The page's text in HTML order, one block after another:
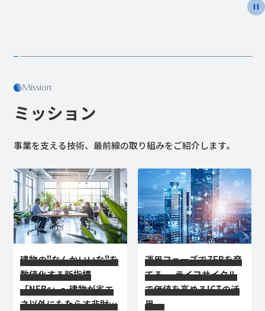
Mission
ミッション
事業を支える技術、最前線の取り組みをご紹介します。
建物の"なんかいいな"を
数値化する新指標
「NEBs」～建物が省エ
ネ以外にもたらす非財務
運用フェーズでZEBを育
てる ― ライフサイクル
で価値を高めるICTの活
用 ―